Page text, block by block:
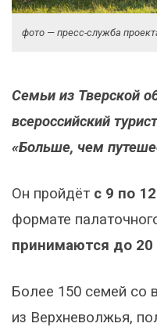
фото — пресс-служба
Семьи из Тверской
всероссийский
«Больше, чем
Он пройдёт с 9 по
формате
принимаются до 20
Более 150 семей со
из Верхневолжья,